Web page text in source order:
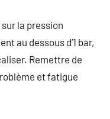
la pression
au dessous d’1 bar,
Remettre de
et fatigue